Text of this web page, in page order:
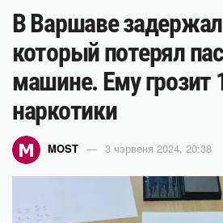
В Варшаве
который потерял
машине. Ему грозит
наркотики
MOST 3 чэрвеня 2024, 20:38